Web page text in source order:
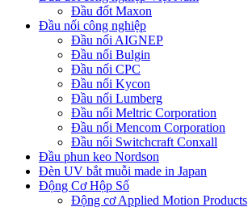
Đầu đốt Maxon
Đầu nối công nghiệp
Đầu nối AIGNEP
Đầu nối Bulgin
Đầu nối CPC
Đầu nối Kycon
Đầu nối Lumberg
Đầu nối Meltric Corporation
Đầu nối Mencom Corporation
Đầu nối Switchcraft Conxall
Đầu phun keo Nordson
Đèn UV bắt muỗi made in Japan
Động Cơ Hộp Số
Động cơ Applied Motion Products